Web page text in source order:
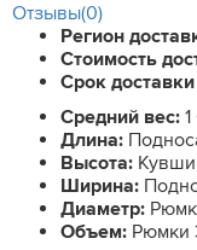
Отзывы(0)
Регион
Стоимость
Срок доставки
Средний вес:
Длина:
Высота:
Ширина:
Диаметр:
Объем: Рюмки